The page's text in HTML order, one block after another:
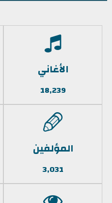
الأغاني
18,239
المؤلفين
3,031